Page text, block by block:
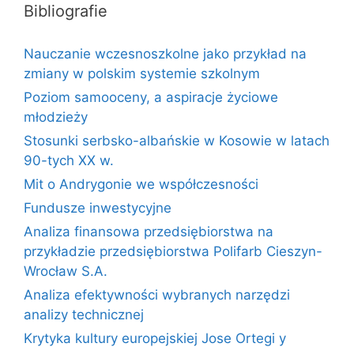
Bibliografie
Nauczanie wczesnoszkolne jako przykład na
zmiany w polskim systemie szkolnym
Poziom samooceny, a aspiracje życiowe
młodzieży
Stosunki serbsko-albańskie w Kosowie w latach
90-tych XX w.
Mit o Andrygonie we współczesności
Fundusze inwestycyjne
Analiza finansowa przedsiębiorstwa na
przykładzie przedsiębiorstwa Polifarb Cieszyn-
Wrocław S.A.
Analiza efektywności wybranych narzędzi
analizy technicznej
Krytyka kultury europejskiej Jose Ortegi y